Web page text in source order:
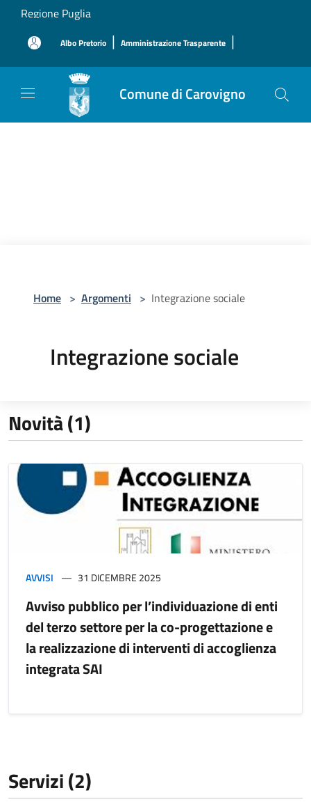
Salta al contenuto principale
Regione Puglia
Albo Pretorio | Amministrazione Trasparente |
Comune di Carovigno
Home > Argomenti > Integrazione sociale
Integrazione sociale
Novità (1)
AVVISI 31 DICEMBRE 2025
Avviso pubblico per l’individuazione di enti
del terzo settore per la co-progettazione e
la realizzazione di interventi di accoglienza
integrata SAI
Servizi (2)